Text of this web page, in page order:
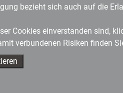
bezieht sich auch auf die
Cookies einverstanden sind,
verbundenen Risiken finden